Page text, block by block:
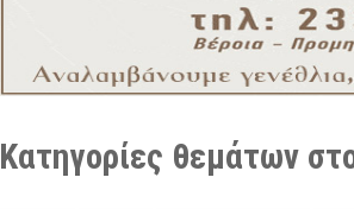
Κατηγορίες θεμάτων